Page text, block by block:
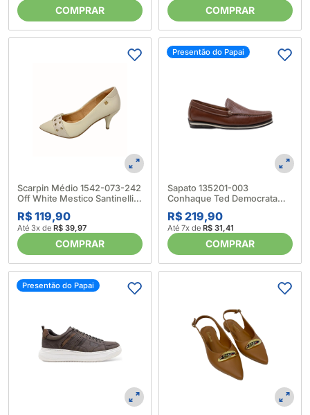
COMPRAR COMPRAR
Scarpin Médio 1542-073-242
Off White Mestico Santinelli
667004_Branco
R$ 119,90
Até 3x de R$ 39,97
COMPRAR
Presentão do Papai
Sapato 135201-003
Conhaque Ted Democrata
Masculino 647313_Marrom
R$ 219,90
Até 7x de R$ 31,41
COMPRAR
Presentão do Papai